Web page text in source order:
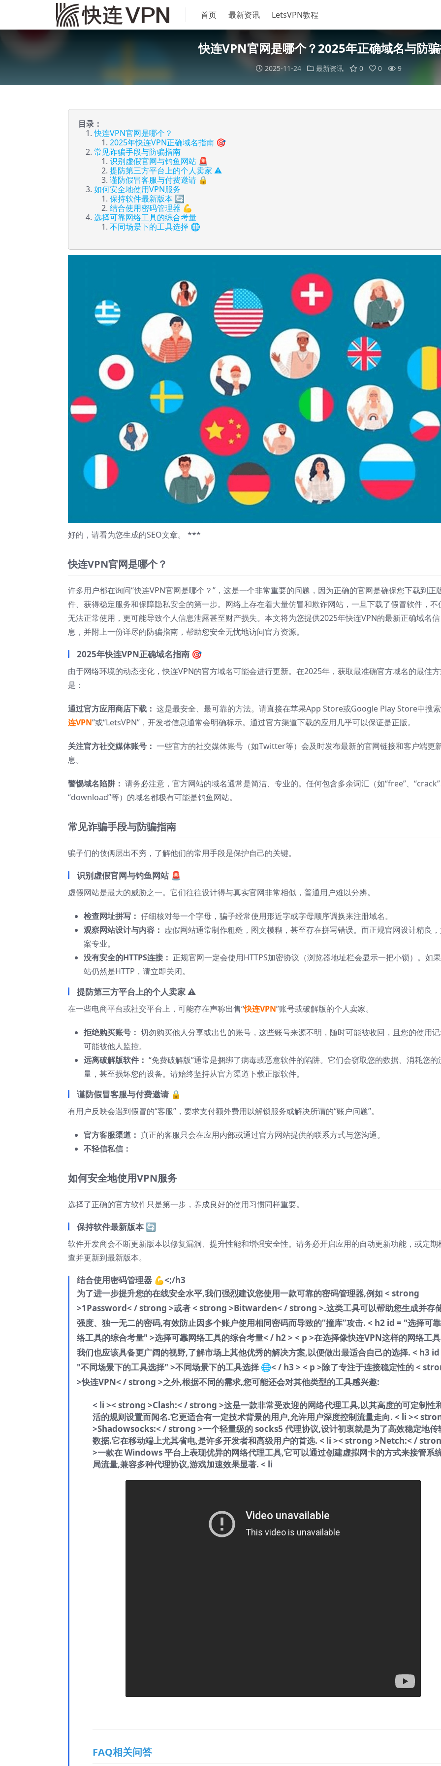
首页 最新资讯 LetsVPN教程
快连VPN官网是哪个？2025年正确域名与防
2025-11-24 最新资讯 0 0 9
目录：
快连VPN官网是哪个？
2025年快连VPN正确域名指南 🎯
常见诈骗手段与防骗指南
识别虚假官网与钓鱼网站 🚨
提防第三方平台上的个人卖家 ⚠️
谨防假冒客服与付费邀请 🔒
如何安全地使用VPN服务
保持软件最新版本 🔄
结合使用密码管理器 💪
选择可靠网络工具的综合考量
不同场景下的工具选择 🌐
好的，请看为您生成的SEO文章。 ***
快连VPN官网是哪个？
许多用户都在询问“快连VPN官网是哪个？”，这是一个非常重要的问题，因为正确的官网是确保您下载到正
件、获得稳定服务和保障隐私安全的第一步。网络上存在着大量仿冒和欺诈网站，一旦下载了假冒软件，不
无法正常使用，更可能导致个人信息泄露甚至财产损失。本文将为您提供2025年快连VPN的最新正确域名信
息，并附上一份详尽的防骗指南，帮助您安全无忧地访问官方资源。
2025年快连VPN正确域名指南 🎯
由于网络环境的动态变化，快连VPN的官方域名可能会进行更新。在2025年，获取最准确官方域名的最佳
是：
通过官方应用商店下载： 这是最安全、最可靠的方法。请直接在苹果App Store或Google Play Store中搜
连VPN”或“LetsVPN”，开发者信息通常会明确标示。通过官方渠道下载的应用几乎可以保证是正版。
关注官方社交媒体账号： 一些官方的社交媒体账号（如Twitter等）会及时发布最新的官网链接和客户端更
息。
警惕域名陷阱： 请务必注意，官方网站的域名通常是简洁、专业的。任何包含多余词汇（如“free”、
“download”等）的域名都极有可能是钓鱼网站。
常见诈骗手段与防骗指南
骗子们的伎俩层出不穷，了解他们的常用手段是保护自己的关键。
识别虚假官网与钓鱼网站 🚨
虚假网站是最大的威胁之一。它们往往设计得与真实官网非常相似，普通用户难以分辨。
检查网址拼写： 仔细核对每一个字母，骗子经常使用形近字或字母顺序调换来注册域名。
观察网站设计与内容： 虚假网站通常制作粗糙，图文模糊，甚至存在拼写错误。而正规官网设计精良
案专业。
没有安全的HTTPS连接： 正规官网一定会使用HTTPS加密协议（浏览器地址栏会显示一把小锁）。如
站仍然是HTTP，请立即关闭。
提防第三方平台上的个人卖家 ⚠️
在一些电商平台或社交平台上，可能存在声称出售“快连VPN”账号或破解版的个人卖家。
拒绝购买账号： 切勿购买他人分享或出售的账号，这些账号来源不明，随时可能被收回，且您的使用
可能被他人监控。
远离破解版软件： “免费破解版”通常是捆绑了病毒或恶意软件的陷阱。它们会窃取您的数据、消耗您的
量，甚至损坏您的设备。请始终坚持从官方渠道下载正版软件。
谨防假冒客服与付费邀请 🔒
有用户反映会遇到假冒的“客服”，要求支付额外费用以解锁服务或解决所谓的“账户问题”。
官方客服渠道： 真正的客服只会在应用内部或通过官方网站提供的联系方式与您沟通。
不轻信私信：
如何安全地使用VPN服务
选择了正确的官方软件只是第一步，养成良好的使用习惯同样重要。
保持软件最新版本 🔄
软件开发商会不断更新版本以修复漏洞、提升性能和增强安全性。请务必开启应用的自动更新功能，或定期
查并更新到最新版本。
结合使用密码管理器 💪<;/h3
为了进一步提升您的在线安全水平,我们强烈建议您使用一款可靠的密码管理器,例如 < strong
>1Password< / strong >或者 < strong >Bitwarden< / strong >.这类工具可以帮助您生成并存
强度、独一无二的密码,有效防止因多个账户使用相同密码而导致的”撞库”攻击. < h2 id = "选择可
络工具的综合考量" >选择可靠网络工具的综合考量< / h2 > < p >在选择像快连VPN这样的网络工
我们也应该具备更广阔的视野,了解市场上其他优秀的解决方案,以便做出最适合自己的选择. < h3 id
"不同场景下的工具选择" >不同场景下的工具选择 🌐< / h3 > < p >除了专注于连接稳定性的 <
>快连VPN< / strong >之外,根据不同的需求,您可能还会对其他类型的工具感兴趣:
< li >< strong >Clash:< / strong >这是一款非常受欢迎的网络代理工具,以其高度的可定制性
活的规则设置而闻名.它更适合有一定技术背景的用户,允许用户深度控制流量走向. < li ><
>Shadowsocks:< / strong >一个轻量级的 socks5 代理协议,设计初衷就是为了高效稳定地传
数据.它在移动端上尤其省电,是许多开发者和高级用户的首选. < li >< strong >Netch:< /
>一款在 Windows 平台上表现优异的网络代理工具,它可以通过创建虚拟网卡的方式来接管系
局流量,兼容多种代理协议,游戏加速效果显著. < li
FAQ相关问答